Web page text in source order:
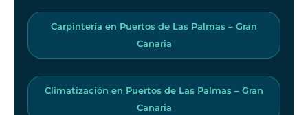
Carpintería en Puertos de Las Palmas – Gran
Canaria
Climatización en Puertos de Las Palmas – Gran
Canaria